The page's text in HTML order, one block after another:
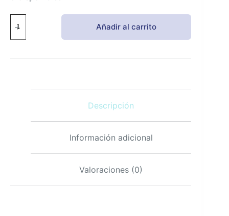
Yodo
325mcg
240
cantidad
Añadir al carrito
Descripción
Información adicional
Valoraciones (0)